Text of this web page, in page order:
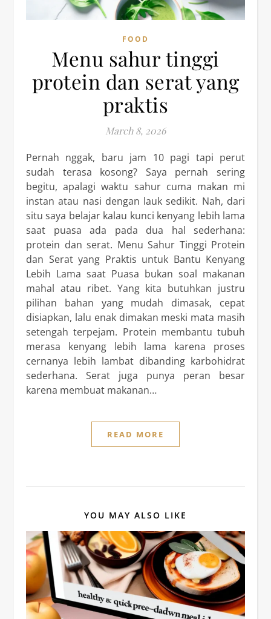
FOOD
Menu sahur tinggi
protein dan serat yang
praktis
March 8, 2026
Pernah nggak, baru jam 10 pagi tapi perut
sudah terasa kosong? Saya pernah sering
begitu, apalagi waktu sahur cuma makan mi
instan atau nasi dengan lauk sedikit. Nah, dari
situ saya belajar kalau kunci kenyang lebih lama
saat puasa ada pada dua hal sederhana:
protein dan serat. Menu Sahur Tinggi Protein
dan Serat yang Praktis untuk Bantu Kenyang
Lebih Lama saat Puasa bukan soal makanan
mahal atau ribet. Yang kita butuhkan justru
pilihan bahan yang mudah dimasak, cepat
disiapkan, lalu enak dimakan meski mata masih
setengah terpejam. Protein membantu tubuh
merasa kenyang lebih lama karena proses
cernanya lebih lambat dibanding karbohidrat
sederhana. Serat juga punya peran besar
karena membuat makanan…
READ MORE
YOU MAY ALSO LIKE